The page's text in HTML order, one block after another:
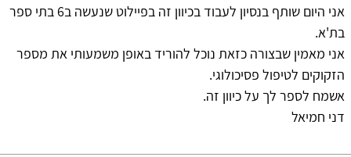
אני היום שותף בנסיון לעבוד בכיוון זה בפיילוט שנעשה ב6 בתי ספר
בת'א.
אני מאמין שבצורה כזאת נוכל להוריד באופן משמעותי את מספר
הזקוקים לטיפול פסיכולוגי.
אשמח לספר לך על כיוון זה.
דני חמיאל